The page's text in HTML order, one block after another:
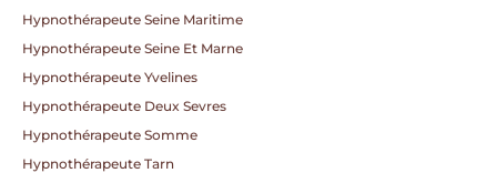
Hypnothérapeute Seine Maritime
Hypnothérapeute Seine Et Marne
Hypnothérapeute Yvelines
Hypnothérapeute Deux Sevres
Hypnothérapeute Somme
Hypnothérapeute Tarn